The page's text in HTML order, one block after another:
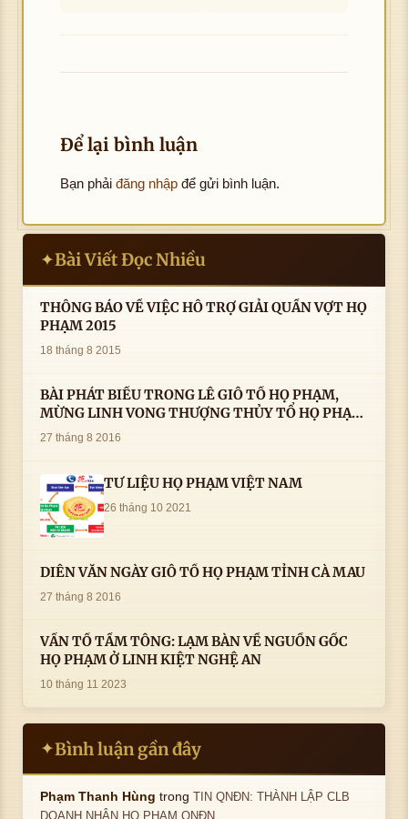
Để lại bình luận
Bạn phải đăng nhập để gửi bình luận.
✦Bài Viết Đọc Nhiều
THÔNG BÁO VỀ VIỆC HỖ TRỢ GIẢI QUẦN VỢT HỌ
PHẠM 2015
18 tháng 8 2015
BÀI PHÁT BIỂU TRONG LÊ GIỖ TỔ HỌ PHẠM,
MỪNG LINH VONG THƯỢNG THỦY TỔ HỌ PHẠM
AN VỊ TAI CÀ MAU- ( 22/8/2016) CỦA LS.TS.NV.
27 tháng 8 2016
TƯ LIỆU HỌ PHẠM VIỆT NAM
26 tháng 10 2021
DIỄN VĂN NGÀY GIỖ TỔ HỌ PHẠM TỈNH CÀ MAU
27 tháng 8 2016
VẤN TỔ TẦM TÔNG: LẠM BÀN VỀ NGUỒN GỐC
HỌ PHẠM Ở LINH KIỆT NGHỆ AN
10 tháng 11 2023
✦Bình luận gần đây
Phạm Thanh Hùng trongTIN QNĐN: THÀNH LẬP CLB
DOANH NHÂN HỌ PHẠM QNĐN